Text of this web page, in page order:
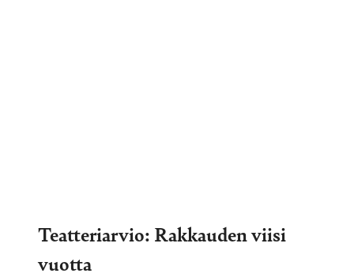
Teatteriarvio: Rakkauden viisi
vuotta